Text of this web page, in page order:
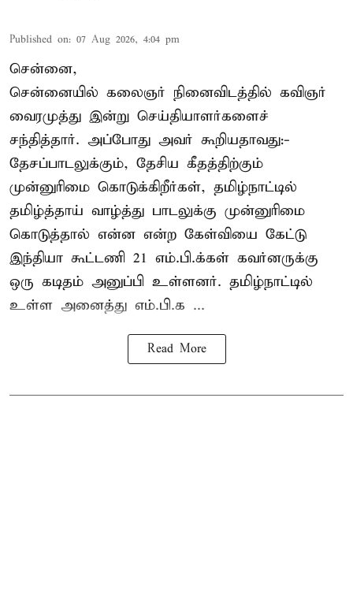
Published on: 07 Aug 2026, 4:04 pm
சென்னை,
சென்னையில் கலைஞர் நினைவிடத்தில் கவிஞர்
வைரமுத்து இன்று செய்தியாளர்களைச்
சந்தித்தார். அப்போது அவர் கூறியதாவது:-
தேசப்பாடலுக்கும், தேசிய கீதத்திற்கும்
முன்னுரிமை கொடுக்கிறீர்கள், தமிழ்நாட்டில்
தமிழ்த்தாய் வாழ்த்து பாடலுக்கு முன்னுரிமை
கொடுத்தால் என்ன என்ற கேள்வியை கேட்டு
இந்தியா கூட்டணி 21 எம்.பி.க்கள் கவர்னருக்கு
ஒரு கடிதம் அனுப்பி உள்ளனர். தமிழ்நாட்டில்
உள்ள அனைத்து எம்.பி.க ...
Read More